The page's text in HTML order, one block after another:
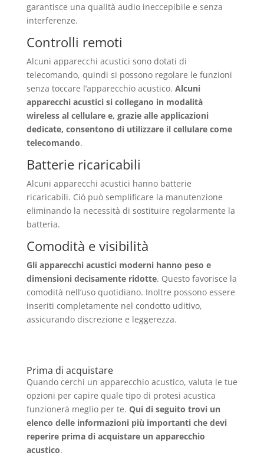
garantisce una qualità audio ineccepibile e senza
interferenze.
Controlli remoti
Alcuni apparecchi acustici sono dotati di
telecomando, quindi si possono regolare le funzioni
senza toccare l’apparecchio acustico. Alcuni
apparecchi acustici si collegano in modalità
wireless al cellulare e, grazie alle applicazioni
dedicate, consentono di utilizzare il cellulare come
telecomando.
Batterie ricaricabili
Alcuni apparecchi acustici hanno batterie
ricaricabili. Ciò può semplificare la manutenzione
eliminando la necessità di sostituire regolarmente la
batteria.
Comodità e visibilità
Gli apparecchi acustici moderni hanno peso e
dimensioni decisamente ridotte. Questo favorisce la
comodità nell’uso quotidiano. Inoltre possono essere
inseriti completamente nel condotto uditivo,
assicurando discrezione e leggerezza.
Prima di acquistare
Quando cerchi un apparecchio acustico, valuta le tue
opzioni per capire quale tipo di protesi acustica
funzionerà meglio per te. Qui di seguito trovi un
elenco delle informazioni più importanti che devi
reperire prima di acquistare un apparecchio
acustico.